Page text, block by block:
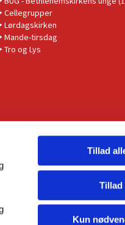
Tillad
Tillad
Kun
Cellegrupper
Lørdagskirken
Mande-tirsdag
Tro og Lys